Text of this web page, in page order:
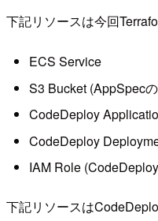
下記リソースは今回
ECS Service
S3 Bucket (AppSpec
CodeDeploy
CodeDeploy
IAM Role (CodeDeploy
下記リソースは